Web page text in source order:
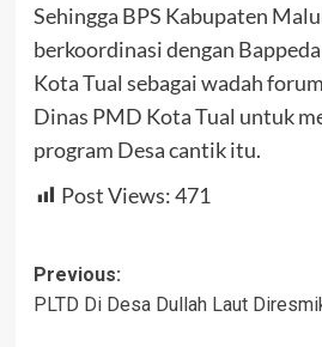
Sehingga BPS Kabupaten
berkoordinasi dengan
Kota Tual sebagai wadah
Dinas PMD Kota Tual untuk
program Desa cantik itu.
Post Views:471
Post
navigation
Previous:
PLTD Di Desa Dullah Laut